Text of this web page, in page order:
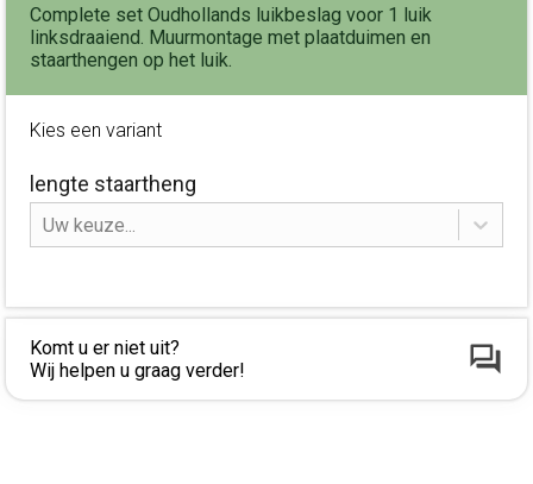
Complete set Oudhollands luikbeslag voor 1 luik
linksdraaiend. Muurmontage met plaatduimen en
staarthengen op het luik.
Kies een variant
lengte staartheng
Uw keuze...
Komt u er niet uit?
Wij helpen u graag verder!